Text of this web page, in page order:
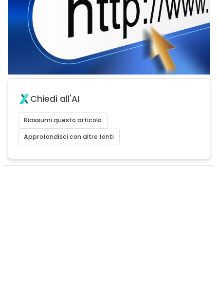
Chiedi all'AI
Riassumi questo articolo
Approfondisci con altre fonti